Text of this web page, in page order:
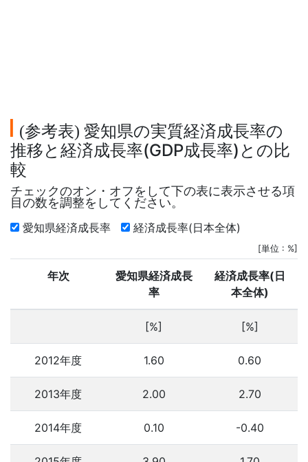
(参考表) 愛知県の実質経済成長率の
推移と経済成長率(GDP成長率)との比
較
チェックのオン・オフをして下の表に表示させる項
目の数を調整をしてください。
愛知県経済成長率 経済成長率(日本全体)
[単位 : %]
年次
愛知県経済成長
率
経済成長率(日
本全体)
[%] [%]
2012年度 1.60 0.60
2013年度 2.00 2.70
2014年度 0.10 -0.40